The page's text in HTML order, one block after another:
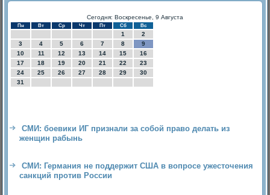
Сегодня: Воскресенье, 9 Августа
Пн Вт Ср Чт Пт Сб Вс
1
2
3
4 5 6 7 8
9
10
11 12 13 14 15
16
17
18 19 20 21 22
23
24
25 26 27 28 29
30
31
СМИ: боевики ИГ признали за собой право делать из
женщин рабынь
СМИ: Германия не поддержит США в вопросе ужесточения
санкций против России